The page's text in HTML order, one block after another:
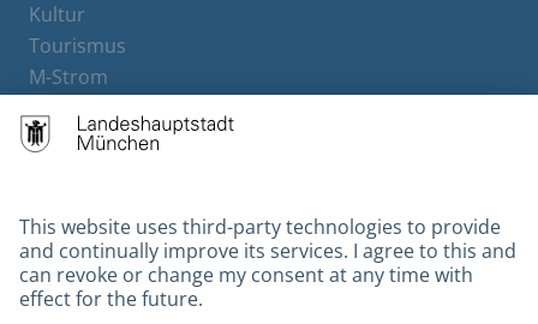
Kultur
Tourismus
M-Strom
Hotels
Contact
Barrierefreiheit
Leichte Sprache